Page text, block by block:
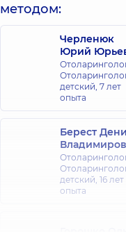
методом:
Черленюк
Юрий
детский, 7 лет
опыта
Берест
детский, 16 лет
опыта